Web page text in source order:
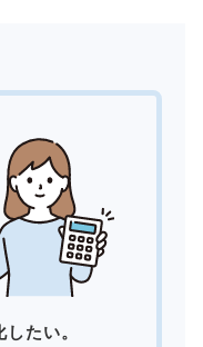
たい。